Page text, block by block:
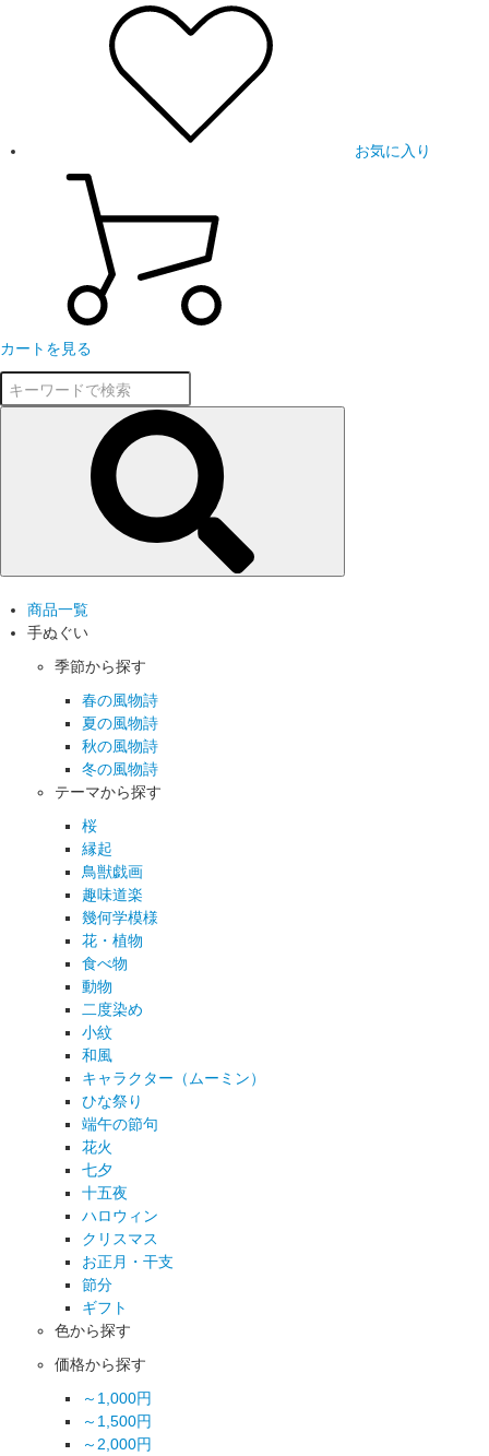
お気に入り
カートを見る
商品一覧
手ぬぐい
季節から探す
春の風物詩
夏の風物詩
秋の風物詩
冬の風物詩
テーマから探す
桜
縁起
鳥獣戯画
趣味道楽
幾何学模様
花・植物
食べ物
動物
二度染め
小紋
和風
キャラクター（ムーミン）
ひな祭り
端午の節句
花火
七夕
十五夜
ハロウィン
クリスマス
お正月・干支
節分
ギフト
色から探す
価格から探す
～1,000円
～1,500円
～2,000円